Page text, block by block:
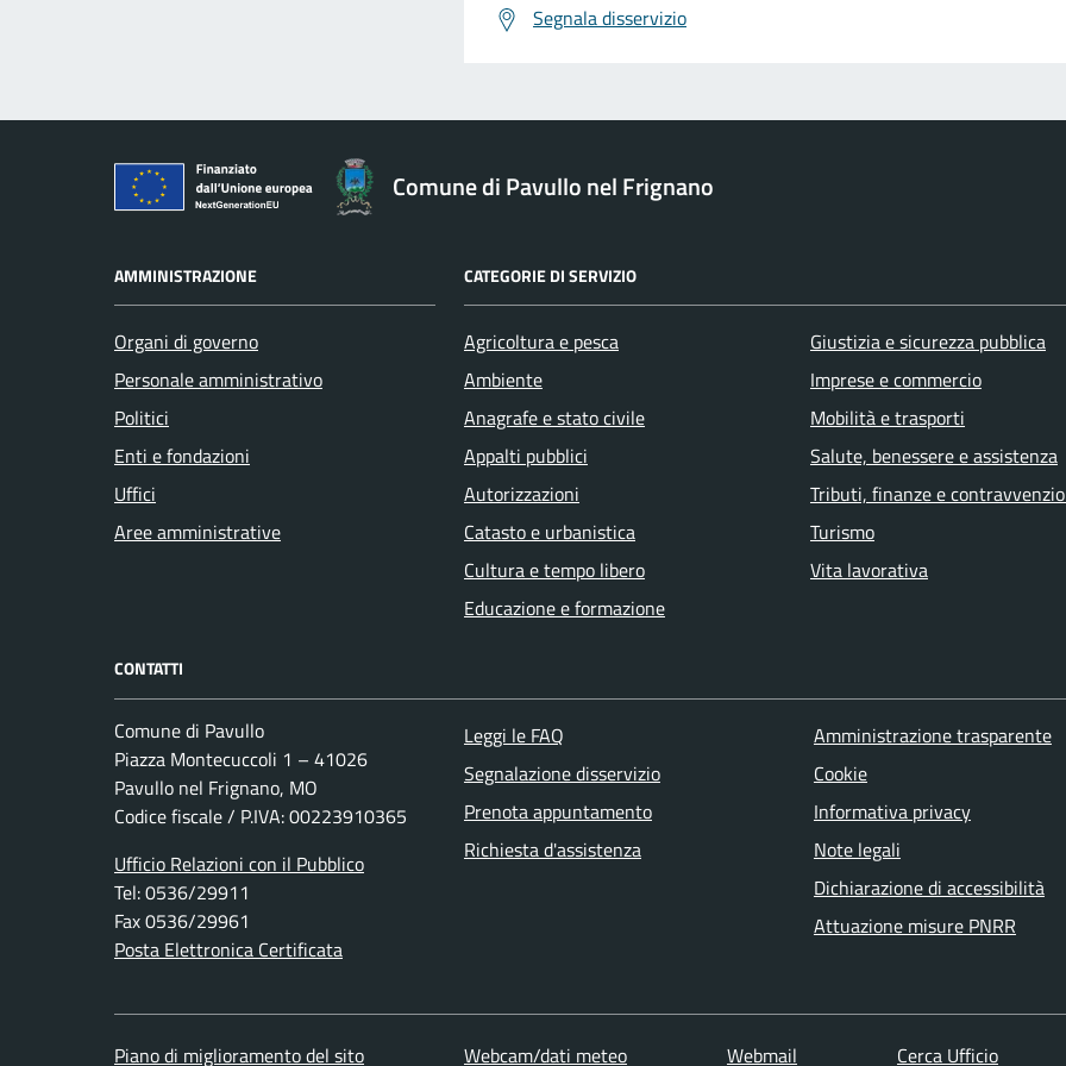
Segnala disservizio
Comune di Pavullo nel Frignano
AMMINISTRAZIONE
Organi di governo
Personale amministrativo
Politici
Enti e fondazioni
Uffici
Aree amministrative
CATEGORIE DI SERVIZIO
Agricoltura e pesca
Ambiente
Anagrafe e stato civile
Appalti pubblici
Autorizzazioni
Catasto e urbanistica
Cultura e tempo libero
Educazione e formazione
Giustizia e sicurezza pubblica
Imprese e commercio
Mobilità e trasporti
Salute, benessere e assistenza
Tributi, finanze e
Turismo
Vita lavorativa
CONTATTI
Comune di Pavullo
Piazza Montecuccoli 1 – 41026
Pavullo nel Frignano, MO
Codice fiscale / P.IVA: 00223910365
Ufficio Relazioni con il Pubblico
Tel: 0536/29911
Fax 0536/29961
Posta Elettronica Certificata
Leggi le FAQ
Segnalazione disservizio
Prenota appuntamento
Richiesta d'assistenza
Amministrazione trasparente
Cookie
Informativa privacy
Note legali
Dichiarazione di accessibilità
Attuazione misure PNRR
Piano di miglioramento del sito Webcam/dati meteo Webmail Cerca Ufficio